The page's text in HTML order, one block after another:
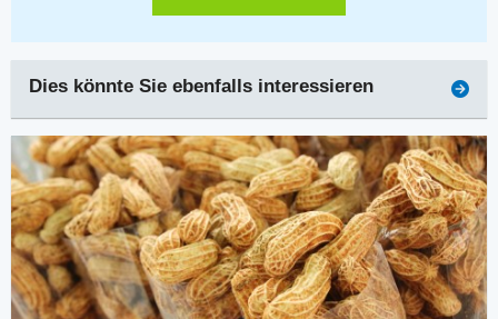
Dies könnte Sie ebenfalls interessieren